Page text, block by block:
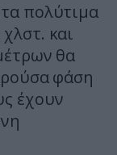
πολύτιμα
και
θα
φάση
έχουν